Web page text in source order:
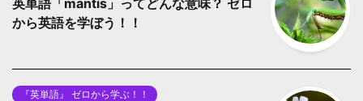
英単語「mantis」ってどんな意味？ ゼロ
から英語を学ぼう！！
『英単語』 ゼロから学ぶ！！